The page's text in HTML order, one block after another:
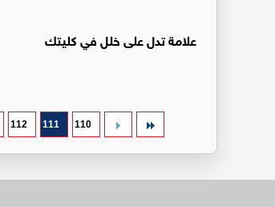
علامة تدل على خلل في كليتك
110
111
112